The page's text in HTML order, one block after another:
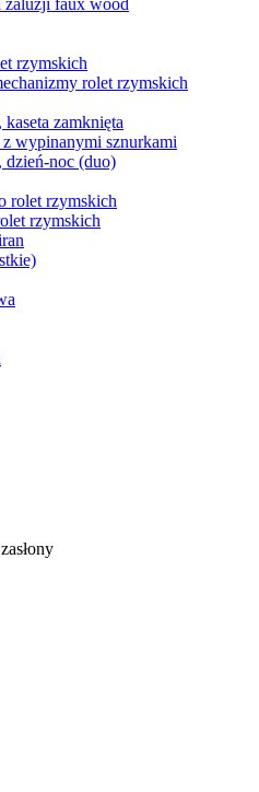
żaluzji faux wood
rzymskich
rolet rzymskich
zamknięta
wypinanymi sznurkami
dzień-noc (duo)
rolet rzymskich
rzymskich